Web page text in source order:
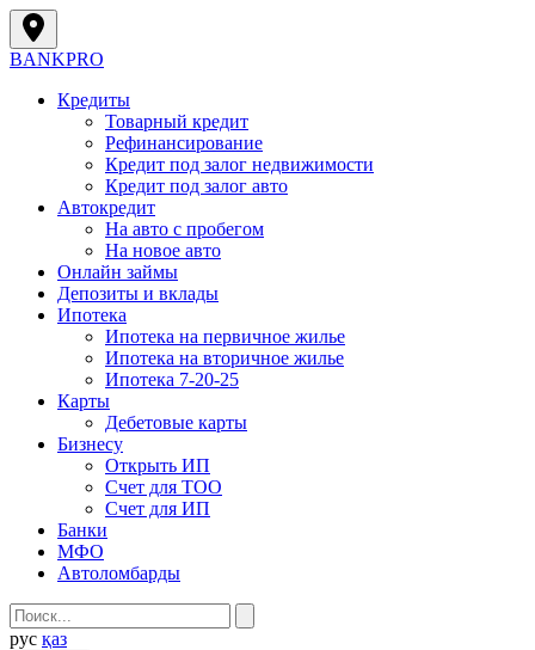
BANKPRO
Кредиты
Товарный кредит
Рефинансирование
Кредит под залог недвижимости
Кредит под залог авто
Автокредит
На авто с пробегом
На новое авто
Онлайн займы
Депозиты и вклады
Ипотека
Ипотека на первичное жилье
Ипотека на вторичное жилье
Ипотека 7-20-25
Карты
Дебетовые карты
Бизнесу
Открыть ИП
Cчет для ТОО
Счет для ИП
Банки
МФО
Автоломбарды
рус қаз